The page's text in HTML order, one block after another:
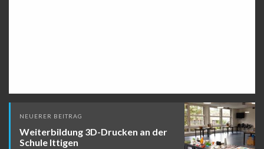
Beitragsnavigation
NEUERER BEITRAG
Weiterbildung 3D-Drucken an der
Schule Ittigen